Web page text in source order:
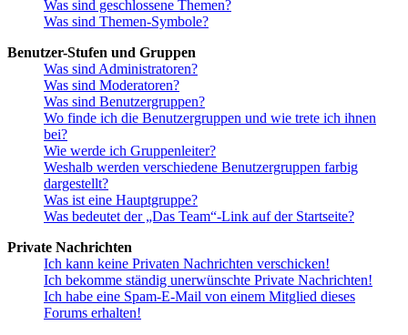
Was sind geschlossene Themen?
Was sind Themen-Symbole?
Benutzer-Stufen und Gruppen
Was sind Administratoren?
Was sind Moderatoren?
Was sind Benutzergruppen?
Wo finde ich die Benutzergruppen und wie trete ich ihnen
bei?
Wie werde ich Gruppenleiter?
Weshalb werden verschiedene Benutzergruppen farbig
dargestellt?
Was ist eine Hauptgruppe?
Was bedeutet der „Das Team“-Link auf der Startseite?
Private Nachrichten
Ich kann keine Privaten Nachrichten verschicken!
Ich bekomme ständig unerwünschte Private Nachrichten!
Ich habe eine Spam-E-Mail von einem Mitglied dieses
Forums erhalten!